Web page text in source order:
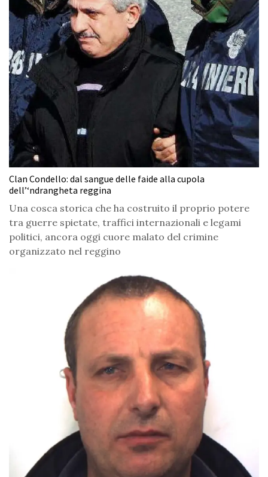
Clan Condello: dal sangue delle faide alla cupola
dell’‘ndrangheta reggina
Una cosca storica che ha costruito il proprio potere
tra guerre spietate, traffici internazionali e legami
politici, ancora oggi cuore malato del crimine
organizzato nel reggino